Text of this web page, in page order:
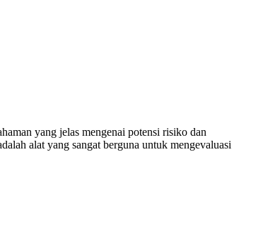
yang jelas mengenai potensi risiko dan
alat yang sangat berguna untuk mengevaluasi